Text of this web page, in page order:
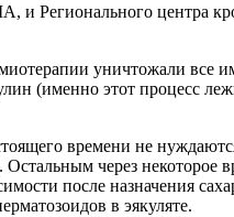
Регионального центра
уничтожали все
(именно этот процесс
времени не
Остальным через
после назначения
в эякуляте.